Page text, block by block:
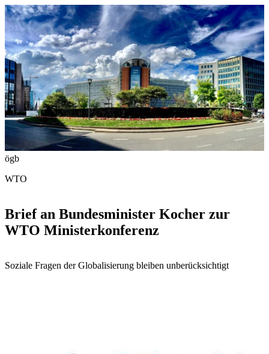
ögb
WTO
Brief an Bundesminister Kocher zur
WTO Ministerkonferenz
Soziale Fragen der Globalisierung bleiben unberücksichtigt